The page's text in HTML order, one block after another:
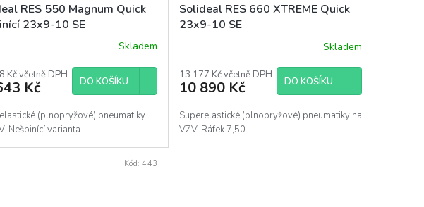
RES 550 Magnum Quick
23x9-10 SE
Skladem
Kč včetně DPH
Kč DO KOŠÍKU
(plnopryžové) pneumatiky
Nešpinící varianta.
Solideal RES 660 XTREME Quick
23x9-10 SE
Skladem
13 177 Kč včetně DPH
10 890 Kč DO KOŠÍKU
Superelastické (plnopryžové) pneumatiky na
VZV. Ráfek 7,50.
Kód:443